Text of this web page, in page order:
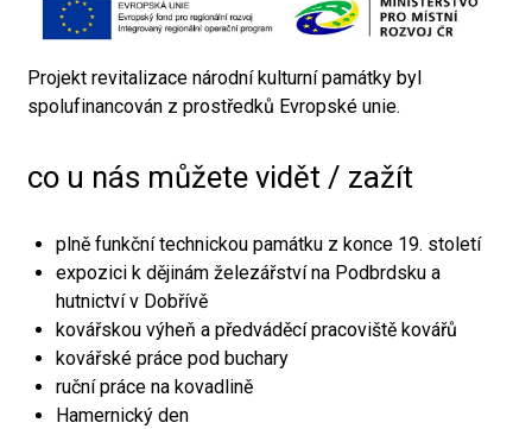
Projekt revitalizace národní kulturní památky byl
spolufinancován z prostředků Evropské unie.
co u nás můžete vidět / zažít
plně funkční technickou památku z konce 19. století
expozici k dějinám železářství na Podbrdsku a
hutnictví v Dobřívě
kovářskou výheň a předváděcí pracoviště kovářů
kovářské práce pod buchary
ruční práce na kovadlině
Hamernický den